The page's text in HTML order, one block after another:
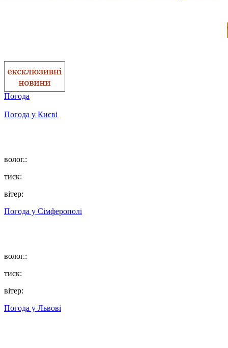
Погода
Погода у Києві
волог.:
тиск:
вітер:
Погода у Сімферополі
волог.:
тиск:
вітер:
Погода у Львові